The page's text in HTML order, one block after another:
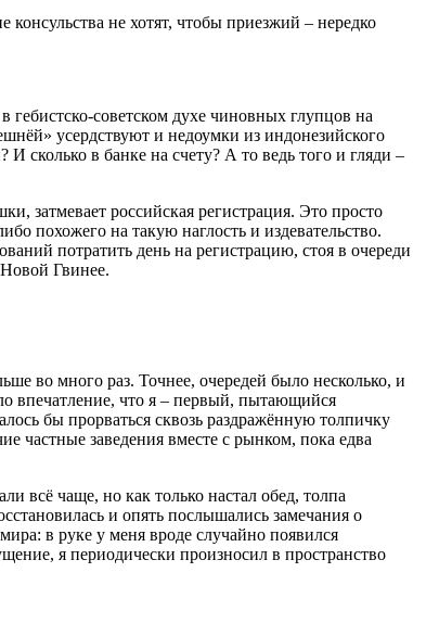
не хотят, чтобы приезжий – нередко
советском духе чиновных глупцов на
усердствуют и недоумки из индонезийского
сколько в банке на счету? А то ведь того и гляди –
затмевает российская регистрация. Это просто
похожего на такую наглость и издевательство.
потратить день на регистрацию, стоя в очереди
Гвинее.
во много раз. Точнее, очередей было несколько, и
впечатление, что я – первый, пытающийся
бы прорваться сквозь раздражённую толпичку
частные заведения вместе с рынком, пока едва
всё чаще, но как только настал обед, толпа
и опять послышались замечания о
в руке у меня вроде случайно появился
я периодически произносил в пространство